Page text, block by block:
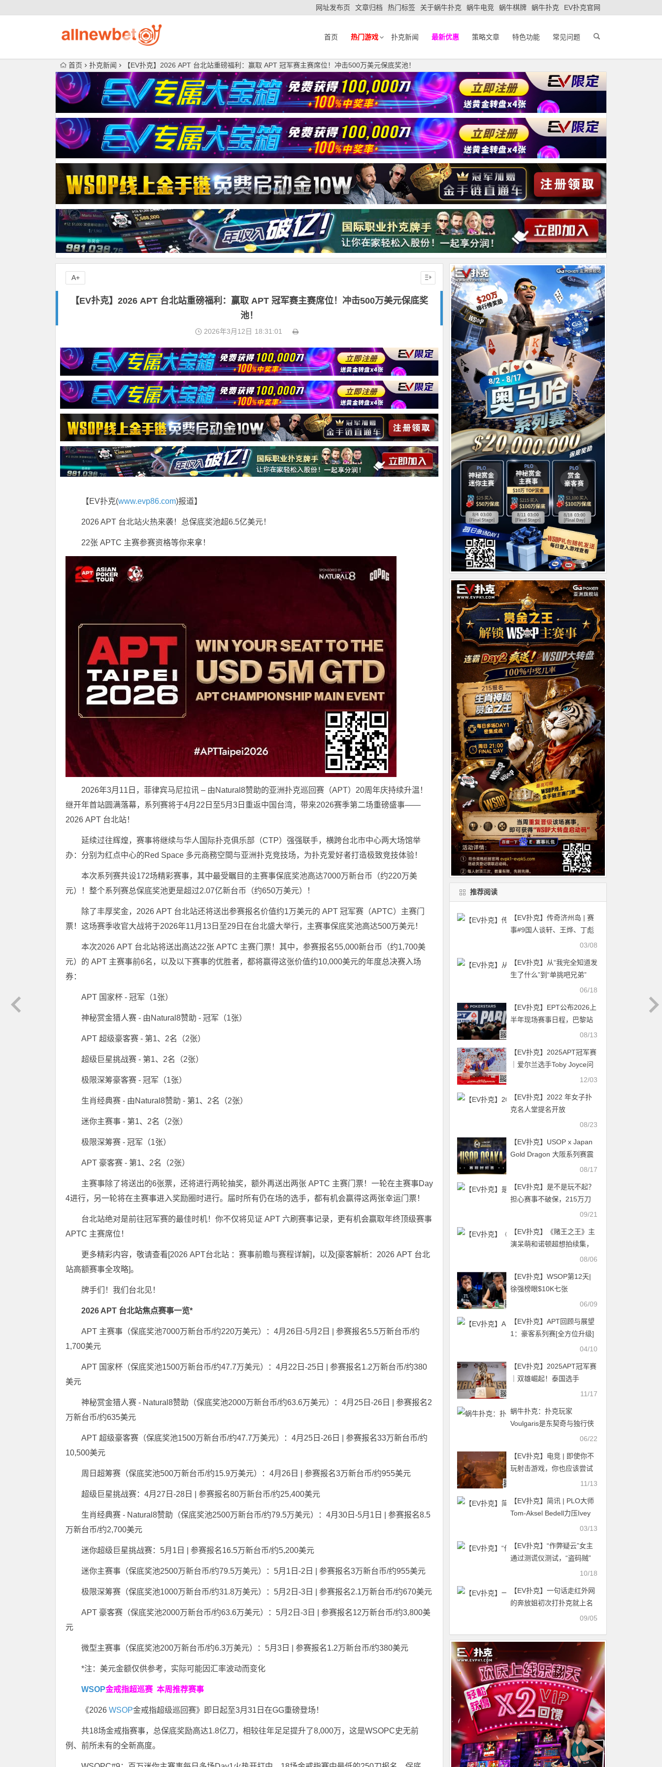
网址发布页 文章归档 热门标签 关于蜗牛扑克 蜗牛电竞 蜗牛棋牌 蜗牛扑克 EV扑克官网
首页 热门游戏 扑克新闻 最新优惠 策略文章 特色功能 常见问题
首页 扑克新闻 【EV扑克】2026 APT 台北站重磅福利：赢取 APT 冠军赛主赛席位！冲击500万美元保底奖池！
【EV扑克】2026 APT 台北站重磅福利：赢取 APT 冠军赛主赛席位！冲击500万美元保底奖
池！
2026年3月12日 18:31:01
【EV扑克(www.evp86.com)报道】
2026 APT 台北站火热来袭！总保底奖池超6.5亿美元！
22张 APTC 主赛参赛资格等你来拿！
2026年3月11日，菲律宾马尼拉讯 – 由Natural8赞助的亚洲扑克巡回赛（APT）20周年庆持续升温！
继开年首站圆满落幕，系列赛将于4月22日至5月3日重返中国台湾，带来2026赛季第二场重磅盛事——
2026 APT 台北站！
延续过往辉煌，赛事将继续与华人国际扑克俱乐部（CTP）强强联手，横跨台北市中心两大场馆举
办：分别为红点中心的Red Space 多元商務空間与亚洲扑克竞技场，为扑克爱好者打造极致竞技体验！
本次系列赛共设172场精彩赛事，其中最受瞩目的主赛事保底奖池高达7000万新台币（约220万美
元）！整个系列赛总保底奖池更是超过2.07亿新台币（约650万美元）！
除了丰厚奖金，2026 APT 台北站还将送出参赛报名价值约1万美元的 APT 冠军赛（APTC）主赛门
票！这场赛季收官大战将于2026年11月13日至29日在台北盛大举行，主赛事保底奖池高达500万美元！
本次2026 APT 台北站将送出高达22张 APTC 主赛门票！其中，参赛报名55,000新台币（约1,700美
元）的 APT 主赛事前6名，以及以下赛事的优胜者，都将赢得这张价值约10,000美元的年度总决赛入场
券：
APT 国家杯 - 冠军（1张）
神秘赏金猎人赛 - 由Natural8赞助 - 冠军（1张）
APT 超级豪客赛 - 第1、2名（2张）
超级巨星挑战赛 - 第1、2名（2张）
极限深筹豪客赛 - 冠军（1张）
生肖经典赛 - 由Natural8赞助 - 第1、2名（2张）
迷你主赛事 - 第1、2名（2张）
极限深筹赛 - 冠军（1张）
APT 豪客赛 - 第1、2名（2张）
主赛事除了将送出的6张票，还将进行两轮抽奖，额外再送出两张 APTC 主赛门票！一轮在主赛事Day
4进行，另一轮将在主赛事进入奖励圈时进行。届时所有仍在场的选手，都有机会赢得这两张幸运门票！
台北站绝对是前往冠军赛的最佳时机！你不仅将见证 APT 六刷赛事记录，更有机会赢取年终顶级赛事
APTC 主赛席位！
更多精彩内容，敬请查看[2026 APT台北站 ：赛事前瞻与赛程详解]，以及[豪客解析：2026 APT 台北
站高额赛事全攻略]。
牌手们！我们台北见！
2026 APT 台北站焦点赛事一览*
APT 主赛事（保底奖池7000万新台币/约220万美元）：4月26日-5月2日 | 参赛报名5.5万新台币/约
1,700美元
APT 国家杯（保底奖池1500万新台币/约47.7万美元）：4月22日-25日 | 参赛报名1.2万新台币/约380
美元
神秘赏金猎人赛 - Natural8赞助（保底奖池2000万新台币/约63.6万美元）：4月25日-26日 | 参赛报名2
万新台币/约635美元
APT 超级豪客赛（保底奖池1500万新台币/约47.7万美元）：4月25日-26日 | 参赛报名33万新台币/约
10,500美元
周日超筹赛（保底奖池500万新台币/约15.9万美元）：4月26日 | 参赛报名3万新台币/约955美元
超级巨星挑战赛：4月27日-28日 | 参赛报名80万新台币/约25,400美元
生肖经典赛 - Natural8赞助（保底奖池2500万新台币/约79.5万美元）：4月30日-5月1日 | 参赛报名8.5
万新台币/约2,700美元
迷你超级巨星挑战赛：5月1日 | 参赛报名16.5万新台币/约5,200美元
迷你主赛事（保底奖池2500万新台币/约79.5万美元）：5月1日-2日 | 参赛报名3万新台币/约955美元
极限深筹赛（保底奖池1000万新台币/约31.8万美元）：5月2日-3日 | 参赛报名2.1万新台币/约670美元
APT 豪客赛（保底奖池2000万新台币/约63.6万美元）：5月2日-3日 | 参赛报名12万新台币/约3,800美
元
微型主赛事（保底奖池200万新台币/约6.3万美元）：5月3日 | 参赛报名1.2万新台币/约380美元
*注：美元金额仅供参考，实际可能因汇率波动而变化
WSOP金戒指超巡赛 本周推荐赛事
《2026 WSOP金戒指超级巡回赛》即日起至3月31日在GG重磅登场！
共18场金戒指赛事，总保底奖励高达1.8亿刀，相较往年足足提升了8,000万，这是WSOPC史无前
例、前所未有的全新高度。
A+
推荐阅读
【EV扑克】传奇济州岛 | 赛
事#9国人谈轩、王烨、丁彪
前25强领先，赛事#8 Mario
03/08
【EV扑克】从“我完全知道发
生了什么”到“单挑吧兄弟”
——WSOP大盲弃牌争议全
06/18
【EV扑克】EPT公布2026上
半年现场赛事日程，巴黎站
08/13
【EV扑克】2025APT冠军赛
｜爱尔兰选手Toby Joyce问
鼎豪客冠军赛，斩获 APT 赛
金！
12/03
【EV扑克】2022 年女子扑
克名人堂提名开放
08/23
【EV扑克】USOP x Japan
Gold Dragon 大阪系列赛震
撼来袭！完整赛程公布，总
08/17
【EV扑克】是不是玩不起？
担心赛事不破保，215万刀
保底被威尼斯人砍掉110万
09/21
【EV扑克】《赌王之王》主
演呆萌和诺顿超想拍续集，
08/06
【EV扑克】WSOP第12天|
徐强榜眼$10K七张
StudFT，超黑领跑$1.5K06/09
【EV扑克】APT回顾与展望
1：豪客系列赛[全方位升级]
04/10
【EV扑克】2025APT冠军赛
｜双雄崛起！泰国选手
Teeraphat与台湾省选手
赛首轮领跑
11/17
蜗牛扑克：扑克玩家
Voulgaris是东契奇与独行侠
06/22
【EV扑克】电竞 | 即使你不
玩射击游戏，你也应该尝试
11/13
【EV扑克】简讯 | PLO大师
Tom-Aksel Bedell力压Ivey
与Seidel，夺得Triton冠军03/13
【EV扑克】“作弊疑云”女主
通过测谎仪测试，“盗码贼”
10/18
【EV扑克】一句话走红外网
的奔放姐初次打扑克就上名
人赛，稀里糊涂弃掉翻牌两
09/05